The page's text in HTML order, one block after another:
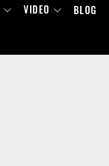
VIDEO BLOG